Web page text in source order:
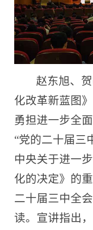
赵东旭、
化改革新蓝图
勇担进一步全
“党的二十届三
中央关于进一
化的决定》的
二十届三中全
读。宣讲指出